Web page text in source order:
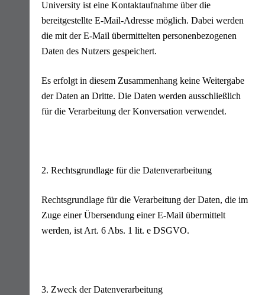
University ist eine Kontaktaufnahme über die
bereitgestellte E-Mail-Adresse möglich. Dabei werden
die mit der E-Mail übermittelten personenbezogenen
Daten des Nutzers gespeichert.
Es erfolgt in diesem Zusammenhang keine Weitergabe
der Daten an Dritte. Die Daten werden ausschließlich
für die Verarbeitung der Konversation verwendet.
2. Rechtsgrundlage für die Datenverarbeitung
Rechtsgrundlage für die Verarbeitung der Daten, die im
Zuge einer Übersendung einer E-Mail übermittelt
werden, ist Art. 6 Abs. 1 lit. e DSGVO.
3. Zweck der Datenverarbeitung